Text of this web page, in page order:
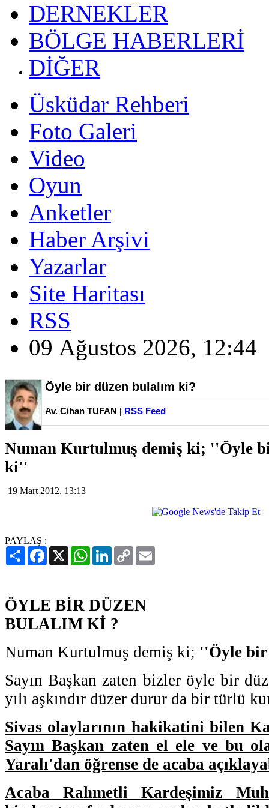
DERNEKLER
BÖLGE HABERLERİ
DİĞER
Üsküdar Rehberi
Foto Galeri
Video
Oyun
Anketler
Haber Arşivi
Yazarlar
Site Haritası
RSS
09 Ağustos 2026, 12:44
Öyle bir düzen bulalım ki?
Av. Cihan TUFAN | RSS Feed
Numan Kurtulmuş demiş ki; ''Öyle
ki''
19 Mart 2012, 13:13
PAYLAŞ :
PaylaşFacebook
X WhatsAppLinkedIn
Copy
Link
ÖYLE BİR DÜZEN
BULALIM Kİ ?
Numan Kurtulmuş demiş ki; ''Öyle bir
Sayın Başkan zaten bizler öyle bir
yılı aşkındır düzer durur da bir türlü
Sivas olaylarının hakikatini bilen
Sayın Başkan zaten el ele ve bu
Yaralı'dan öğrense de acaba
Acaba Rahmetli Kardeşimiz